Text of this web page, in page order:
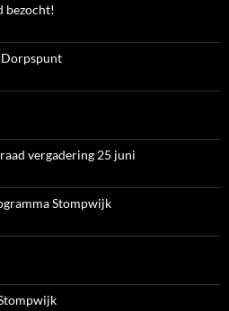
bezocht!
Dorpspunt
vergadering 25 juni
Stompwijk